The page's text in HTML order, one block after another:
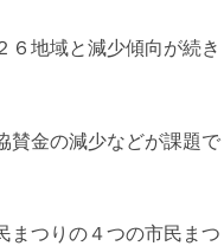
６地域と減少傾向が続き
賛金の減少などが課題で
まつりの４つの市民まつ